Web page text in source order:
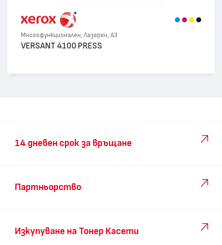
Многофункционален, Лазерен, А3
VERSANT 4100 PRESS
14 дневен срок за връщане
Партньорство
Изкупуване на Тонер Касети